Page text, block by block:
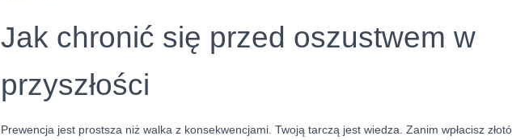
Jak chronić się przed oszustwem w
przyszłości
Prewencja jest prostsza niż walka z konsekwencjami. Twoją tarczą jest wiedza. Zanim wpłacisz